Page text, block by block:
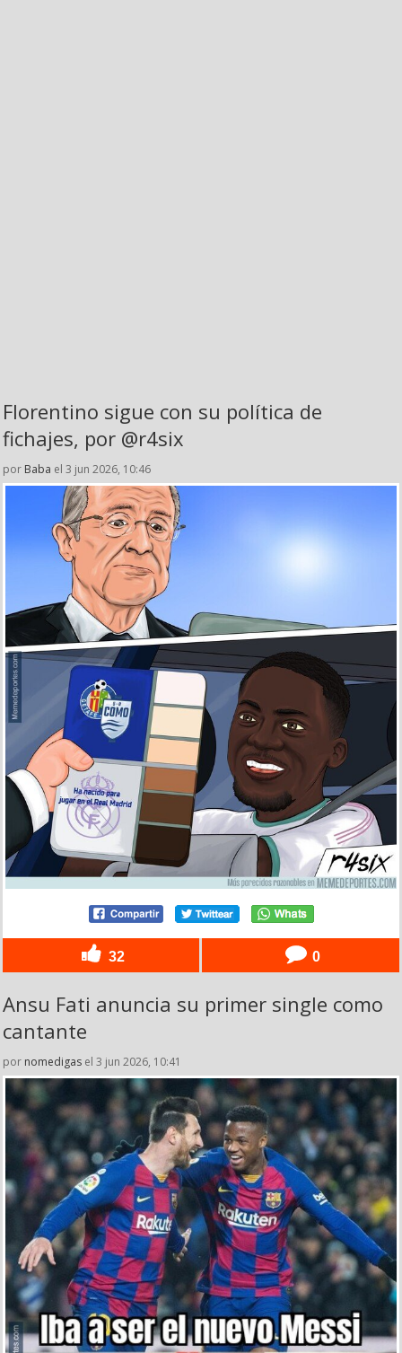
Florentino sigue con su política de
fichajes, por @r4six
por Baba el 3 jun 2026, 10:46
32 0
Ansu Fati anuncia su primer single como
cantante
por nomedigas el 3 jun 2026, 10:41